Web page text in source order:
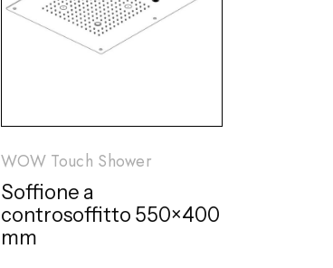
WOW Touch Shower
Soffione a
controsoffitto 550×400
mm